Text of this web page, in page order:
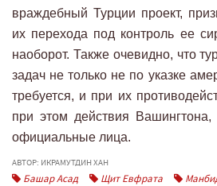
враждебный Турции проект,
их перехода под контроль ее
наоборот. Также очевидно, что
задач не только не по указке
требуется, и при их
при этом действия Вашингтона,
официальные лица.
АВТОР: ИКРАМУТДИН ХАН
Башар Асад Щит Евфрата